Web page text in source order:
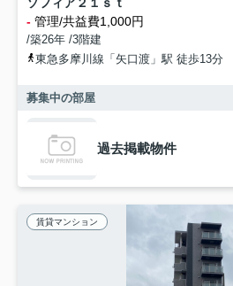
ソフィア２１ｓｔ
- 管理/共益費1,000円
/築26年 /3階建
東急多摩川線「矢口渡」駅 徒歩13分
募集中の部屋
過去掲載物件
賃貸マンション